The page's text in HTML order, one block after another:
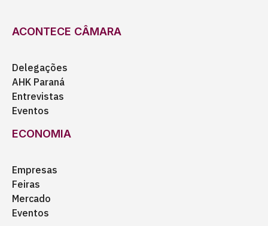
ACONTECE CÂMARA
Delegações
AHK Paraná
Entrevistas
Eventos
ECONOMIA
Empresas
Feiras
Mercado
Eventos